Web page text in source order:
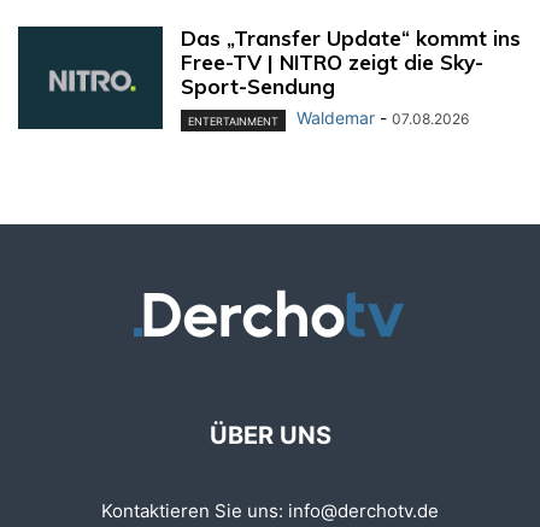
Das „Transfer Update“ kommt ins
Free-TV | NITRO zeigt die Sky-
Sport-Sendung
ENTERTAINMENT Waldemar - 07.08.2026
ÜBER UNS
Kontaktieren Sie uns: info@derchotv.de